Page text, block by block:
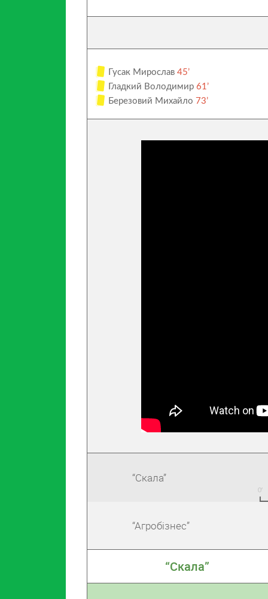
Гусак Мирослав 45’
Гладкий Володимир 61’
Березовий Михайло 73’
“Скала”
“Агробізнес”
“Скала”